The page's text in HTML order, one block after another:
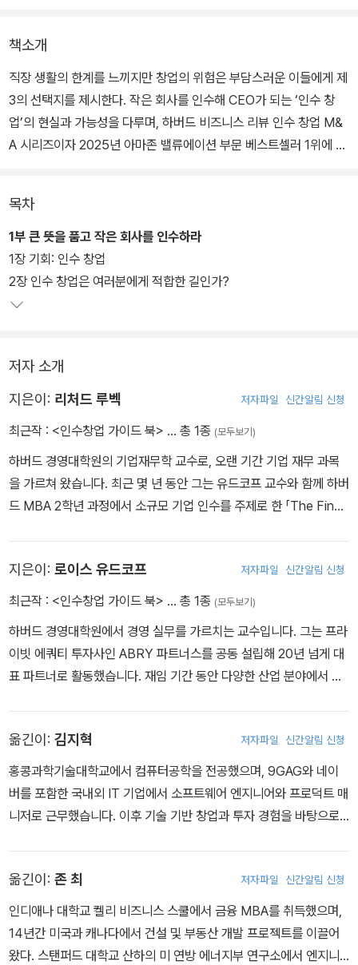
책소개
직장 생활의 한계를 느끼지만 창업의 위험은 부담스러운 이들에게 제
3의 선택지를 제시한다. 작은 회사를 인수해 CEO가 되는 ‘인수 창
업’의 현실과 가능성을 다루며, 하버드 비즈니스 리뷰 인수 창업 M&
A 시리즈이자 2025년 아마존 밸류에이션 부문 베스트셀러 1위에 오
인수 창업이 자신에게 맞는지 판단하는 법부터 자금 조달, 기업 선별,
협상 전략까지 전 과정을 단계적으로 설명한다. 평범해 보이는 중소
기업이 왜 최고의 투자처가 되는지, 거래를 성사시키는 실전 노하우
를 통해 두 번째 커리어와 경제적 자유의 경로를 구체화한다.
목차
1부 큰 뜻을 품고 작은 회사를 인수하라
1장 기회: 인수 창업
2장 인수 창업은 여러분에게 적합한 길인가?
저자 소개
지은이: 리처드 루벡 저자파일 신간알림 신청
최근작 : <인수창업 가이드 북> … 총 1종 (모두보기)
하버드 경영대학원의 기업재무학 교수로, 오랜 기간 기업 재무 과목
을 가르쳐 왔습니다. 최근 몇 년 동안 그는 유드코프 교수와 함께 하버
드 MBA 2학년 과정에서 소규모 기업 인수를 주제로 한 「The Finan
수를 통한 창업)」을 개설하여 강의하고 있습니다. 루벡 교수는 1980
년 로체스터 대학교에서 경영학 박사 학위를 취득한 후, MIT 슬론 경
합류했습니다. 이후 1988년에 부교수로, 1989년에 정교수로 임용
되었습니다. 그는 『Journal of Financial Economics』의 편집위원
을 역임했으며, 기업재무와 가치평가 분야에서 다수의 논문을 발표했
습니다. 또한 여러 기업의 재무 자문을 맡아 이사회와 경영진에게 조
언을 제공했으며, 가치평가와 증권 관련 소송에서 전문가로 활동했습
지은이: 로이스 유드코프 저자파일 신간알림 신청
최근작 : <인수창업 가이드 북> … 총 1종 (모두보기)
하버드 경영대학원에서 경영 실무를 가르치는 교수입니다. 그는 프라
이빗 에쿼티 투자사인 ABRY 파트너스를 공동 설립해 20년 넘게 대
표 파트너로 활동했습니다. 재임 기간 동안 다양한 산업 분야에서 수
졸업한 후, 하버드 경영대학원에서 상위 5%에 해당하는 최우수 성적
으로 MBA를 취득했습니다.
옮긴이: 김지혁 저자파일 신간알림 신청
홍콩과학기술대학교에서 컴퓨터공학을 전공했으며, 9GAG와 네이
버를 포함한 국내외 IT 기업에서 소프트웨어 엔지니어와 프로덕트 매
니저로 근무했습니다. 이후 기술 기반 창업과 투자 경험을 바탕으로
6개의 초소형 사업체를 인수해 3곳을 매각하고 3곳을 운영 중이며,
인수와 운영, 매각의 전 과정을 직접 경험한 실전가로 평가받습니다.
현재는 (주)프리즘랩스의 대표로서 인수 창업 생태계 조성과 교육을
병행하고 있으며, 패스트캠퍼스에서 인수 창업 강사로 활동하고 있습
옮긴이: 존 최 저자파일 신간알림 신청
인디애나 대학교 켈리 비즈니스 스쿨에서 금융 MBA를 취득했으며,
14년간 미국과 캐나다에서 건설 및 부동산 개발 프로젝트를 이끌어
왔다. 스탠퍼드 대학교 산하의 미 연방 에너지부 연구소에서 엔지니